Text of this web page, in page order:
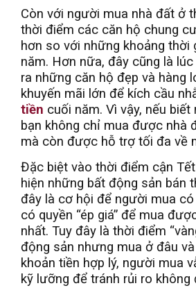
Còn với người mua nhà đất ở
thời điểm các căn hộ chung
hơn so với những khoảng thời
năm. Hơn nữa, đây cũng là
ra những căn hộ đẹp và hàng
khuyến mãi lớn để kích cầu
tiền cuối năm. Vì vậy, nếu
bạn không chỉ mua được nhà
mà còn được hỗ trợ tối đa về
Đặc biệt vào thời điểm cận
hiện những bất động sản bán
đây là cơ hội để người mua
có quyền “ép giá” để mua
nhất. Tuy đây là thời điểm
động sản nhưng mua ở đâu
khoản tiền hợp lý, người mua
kỹ lưỡng để tránh rủi ro không